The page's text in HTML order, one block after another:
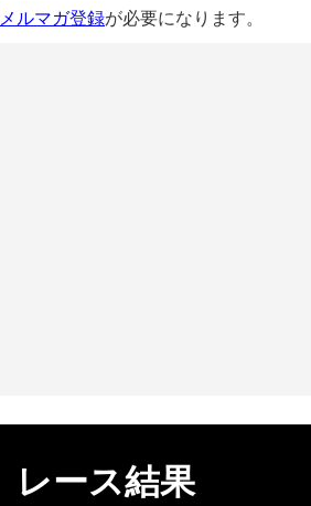
メルマガ登録が必要になります。
レース結果